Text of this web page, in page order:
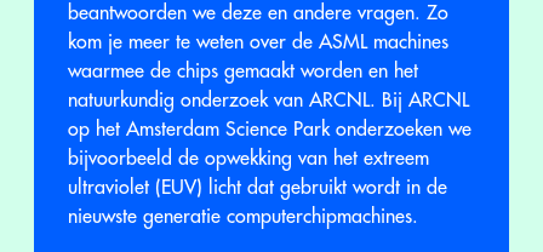
beantwoorden we deze en andere vragen. Zo
kom je meer te weten over de ASML machines
waarmee de chips gemaakt worden en het
natuurkundig onderzoek van ARCNL. Bij ARCNL
op het Amsterdam Science Park onderzoeken we
bijvoorbeeld de opwekking van het extreem
ultraviolet (EUV) licht dat gebruikt wordt in de
nieuwste generatie computerchipmachines.